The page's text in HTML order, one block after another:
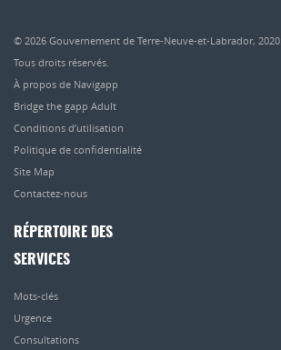
© 2026 Gouvernement de Terre-Neuve-et-Labrador, 2020.
Tous droits réservés.
À propos de Navigapp
Bridge the gapp Adult
Conditions d’utilisation
Politique de confidentialité
Site Map
Contactez-nous
RÉPERTOIRE DES
SERVICES
Mots-clés
Urgence
Consultations